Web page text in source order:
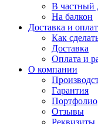
В частный
На балкон
Доставка и
Как
Доставка
Оплата и
О компании
Гарантия
Портфолио
Отзывы
Реквизиты